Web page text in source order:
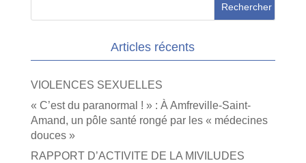
Articles récents
VIOLENCES SEXUELLES
« C’est du paranormal ! » : À Amfreville-Saint-
Amand, un pôle santé rongé par les « médecines
douces »
RAPPORT D’ACTIVITE DE LA MIVILUDES